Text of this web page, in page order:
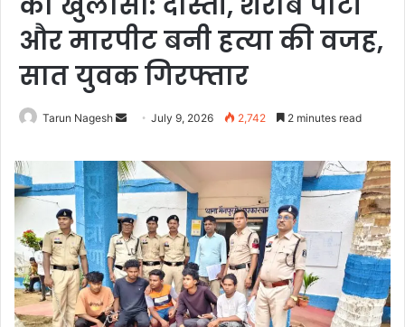
और मारपीट बनी हत्या की वजह,
सात युवक गिरफ्तार
Tarun Nagesh
Send
email
July 9, 2026 2,742 2 minutes read